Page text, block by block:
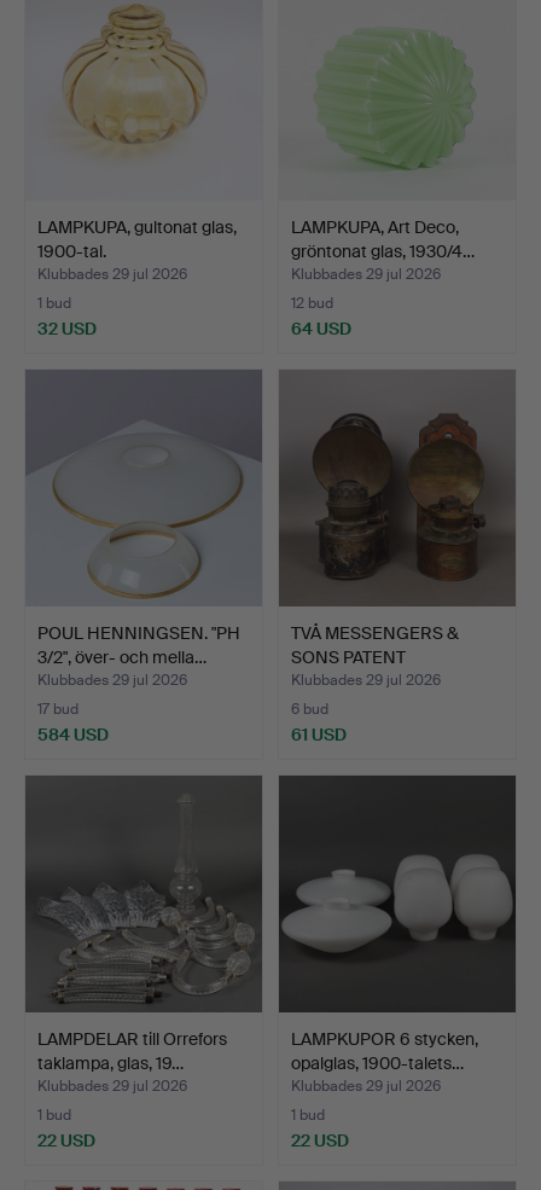
LAMPKUPA, gultonat glas,
1900-tal.
Klubbades 29 jul 2026
1 bud
32 USD
LAMPKUPA, Art Deco,
gröntonat glas, 1930/4…
Klubbades 29 jul 2026
12 bud
64 USD
POUL HENNINGSEN. "PH
3/2", över- och mella…
Klubbades 29 jul 2026
17 bud
584 USD
TVÅ MESSENGERS &
SONS PATENT
TOLEWARE-LAMP…
Klubbades 29 jul 2026
6 bud
61 USD
LAMPDELAR till Orrefors
taklampa, glas, 19…
Klubbades 29 jul 2026
1 bud
22 USD
LAMPKUPOR 6 stycken,
opalglas, 1900-talets…
Klubbades 29 jul 2026
1 bud
22 USD